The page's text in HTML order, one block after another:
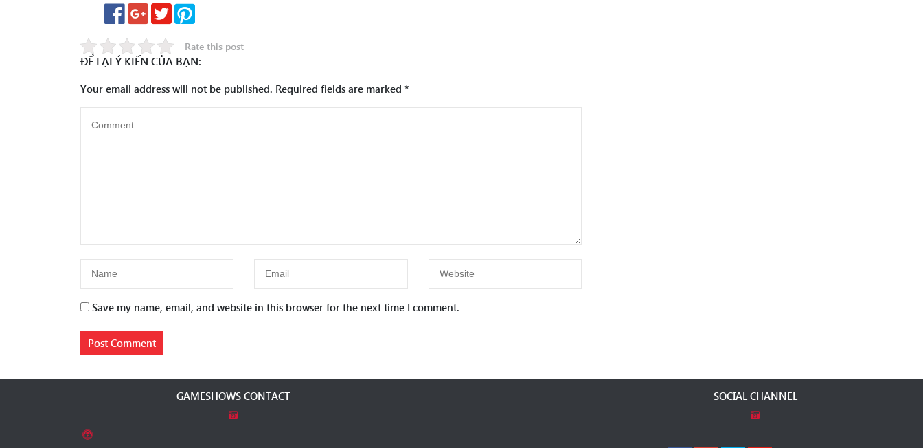
Rate this post
ĐỂ LẠI Ý KIẾN CỦA BẠN:
Your email address will not be published. Required fields are marked *
Save my name, email, and website in this browser for the next time I comment.
GAMESHOWS CONTACT SOCIAL CHANNEL